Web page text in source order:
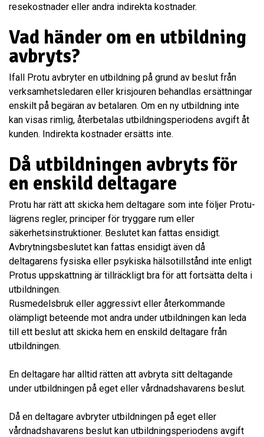
resekostnader eller andra indirekta kostnader.
Vad händer om en utbildning
avbryts?
Ifall Protu avbryter en utbildning på grund av beslut från
verksamhetsledaren eller krisjouren behandlas ersättningar
enskilt på begäran av betalaren. Om en ny utbildning inte
kan visas rimlig, återbetalas utbildningsperiodens avgift åt
kunden. Indirekta kostnader ersätts inte.
Då utbildningen avbryts för
en enskild deltagare
Protu har rätt att skicka hem deltagare som inte följer Protu-
lägrens regler, principer för tryggare rum eller
säkerhetsinstruktioner. Beslutet kan fattas ensidigt.
Avbrytningsbeslutet kan fattas ensidigt även då
deltagarens fysiska eller psykiska hälsotillstånd inte enligt
Protus uppskattning är tillräckligt bra för att fortsätta delta i
utbildningen.
Rusmedelsbruk eller aggressivt eller återkommande
olämpligt beteende mot andra under utbildningen kan leda
till ett beslut att skicka hem en enskild deltagare från
utbildningen.
En deltagare har alltid rätten att avbryta sitt deltagande
under utbildningen på eget eller vårdnadshavarens beslut.
Då en deltagare avbryter utbildningen på eget eller
vårdnadshavarens beslut kan utbildningsperiodens avgift